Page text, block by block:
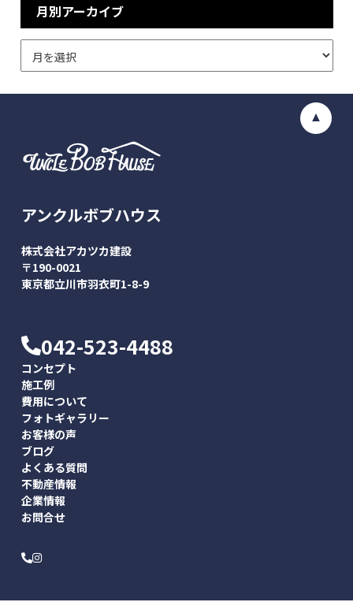
月別アーカイブ
アンクルボブハウス
株式会社アカツカ建設
〒190-0021
東京都立川市羽衣町1-8-9
042-523-4488
コンセプト
施工例
費用について
フォトギャラリー
お客様の声
ブログ
よくある質問
不動産情報
企業情報
お問合せ